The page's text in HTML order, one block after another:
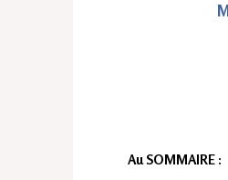
Au SOMMAIRE :